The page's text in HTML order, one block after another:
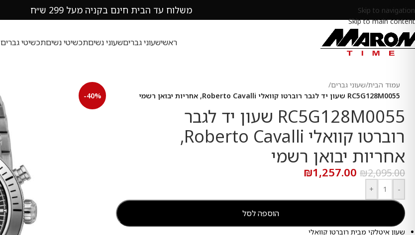
Skip to navigation
Skip to main content
משלוח עד הבית חינם בקניה מעל 299 ש״ח
ראשישעוני גבריםשעוני נשיםתכשיטי נשיםתכשיטי גברים
עמוד הבית/שעוני גברים/
RC5G128M0055 שעון יד לגבר רוברטו קוואלי Roberto Cavalli, אחריות יבואן רשמי
RC5G128M0055 שעון יד לגבר
רוברטו קוואלי Roberto Cavalli,
אחריות יבואן רשמי
₪2,095.00
₪1,257.00
-
+
הוספה לסל
שעון איטלקי מבית רוברטו קוואלי
-40%